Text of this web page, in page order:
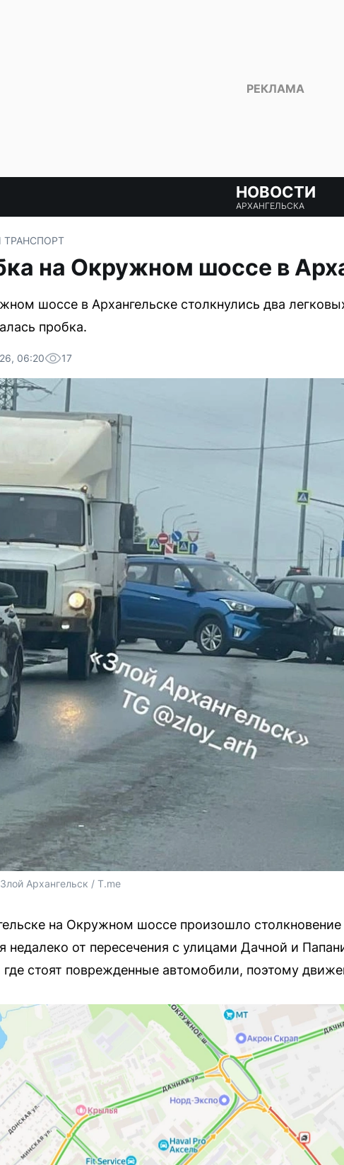
НОВОСТИ
АРХАНГЕЛЬСКА
на Окружном шоссе в
шоссе в Архангельске столкнулись два
пробка.
06:20 17
Злой Архангельск / T.me
на Окружном шоссе произошло
недалеко от пересечения с улицами Дачной и
где стоят поврежденные автомобили, поэтому